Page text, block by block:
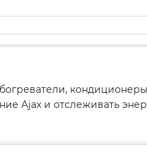
Ajax и отслеживать